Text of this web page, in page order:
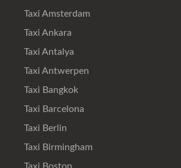
Taxi Amsterdam
Taxi Ankara
Taxi Antalya
Taxi Antwerpen
Taxi Bangkok
Taxi Barcelona
Taxi Berlin
Taxi Birmingham
Taxi Boston